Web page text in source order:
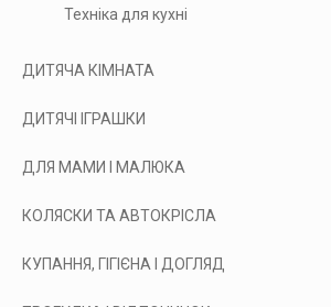
Техніка для кухні
ДИТЯЧА КІМНАТА
ДИТЯЧІ ІГРАШКИ
ДЛЯ МАМИ І МАЛЮКА
КОЛЯСКИ ТА АВТОКРІСЛА
КУПАННЯ, ГІГІЄНА І ДОГЛЯД